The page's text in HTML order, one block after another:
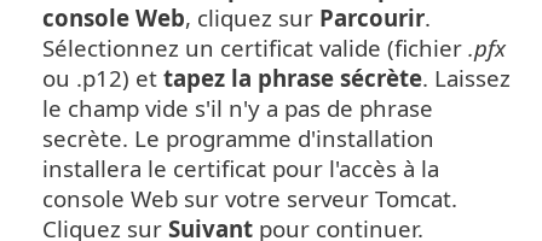
console Web, cliquez sur Parcourir.
Sélectionnez un certificat valide (fichier .pfx
ou .p12) et tapez la phrase sécrète. Laissez
le champ vide s'il n'y a pas de phrase
secrète. Le programme d'installation
installera le certificat pour l'accès à la
console Web sur votre serveur Tomcat.
Cliquez sur Suivant pour continuer.